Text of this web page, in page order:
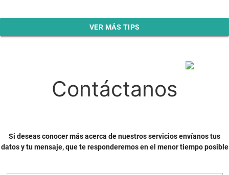
VER MÁS TIPS
Contáctanos
Si deseas conocer más acerca de nuestros servicios envíanos tus
datos y tu mensaje, que te responderemos en el menor tiempo posible